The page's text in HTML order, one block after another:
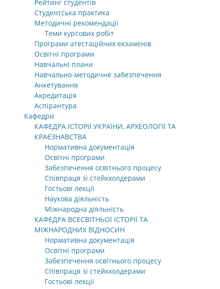
Рейтинг студентів
Студентська практика
Методичні рекомендації
Теми курсових робіт
Програми атестаційних екзаменів
Освітні програми
Навчальні плани
Навчально-методичне забезпечення
Анкетування
Акредитація
Аспірантура
Кафедри
КАФЕДРА ІСТОРІЇ УКРАЇНИ, АРХЕОЛОГІЇ ТА
КРАЄЗНАВСТВА
Нормативна документація
Освітні програми
Забезпечення освітнього процесу
Співпраця зі стейкхолдерами
Гостьові лекції
Наукова діяльність
Міжнародна діяльність
КАФЕДРА ВСЕСВІТНЬОЇ ІСТОРІЇ ТА
МІЖНАРОДНИХ ВІДНОСИН
Нормативна документація
Освітні програми
Забезпечення освітнього процесу
Співпраця зі стейкхолдерами
Гостьові лекції